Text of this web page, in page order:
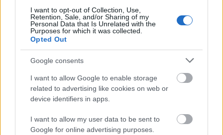
I want to opt-out of Collection, Use,
Retention, Sale, and/or Sharing of my
Personal Data that Is Unrelated with the
Purposes for which it was collected.
Opted Out
Google consents
I want to allow Google to enable storage
related to advertising like cookies on web or
device identifiers in apps.
I want to allow my user data to be sent to
Google for online advertising purposes.
Forrás:Hirado.hu